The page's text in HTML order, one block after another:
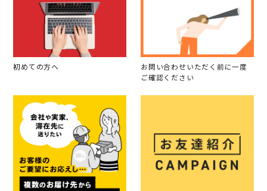
初めての方へ
お問い合わせいただく前に一度
ご確認ください